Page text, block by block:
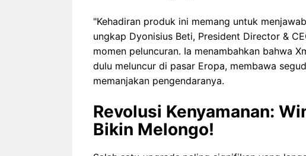
"Kehadiran produk ini memang untuk
ungkap Dyonisius Beti, President Director &
momen peluncuran. Ia menambahkan bahwa
dulu meluncur di pasar Eropa, membawa
memanjakan pengendaranya.
Revolusi Kenyamanan:
Bikin Melongo!